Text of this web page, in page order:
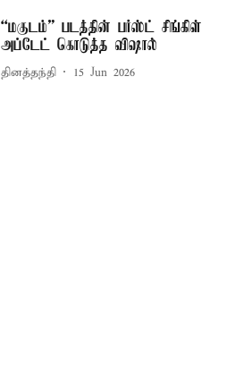
“மகுடம்” படத்தின் பர்ஸ்ட் சிங்கிள்
அப்டேட் கொடுத்த விஷால்
தினத்தந்தி 15 Jun 2026